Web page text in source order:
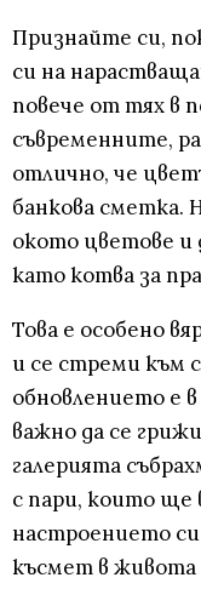
Признайте си,
си на
повече от тях в
съвременните,
отлично, че
банкова сметка.
окото цветове и
като котва за
Това е особено
и се стреми към
обновлението е
важно да се
галерията
с пари, които ще
настроението
късмет в живота